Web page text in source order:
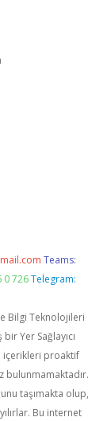
Teams:
0 726 Telegram:
Bilgi Teknolojileri
Yer Sağlayıcı
içerikleri proaktif
bulunmamaktadır.
taşımakta olup,
Bu internet